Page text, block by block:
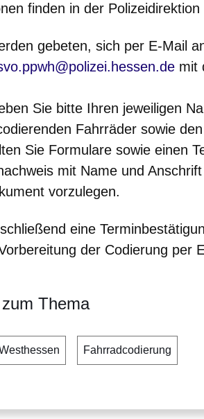
finden in der
gebeten, sich per E-Mail
mit
Sie bitte Ihren jeweiligen
Fahrräder sowie
Sie Formulare sowie einen
mit Name und
vorzulegen.
eine
der Codierung per
Thema
Fahrradcodierung